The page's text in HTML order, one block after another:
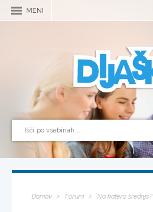
MENI
Domov Forum Na katero srednjo?